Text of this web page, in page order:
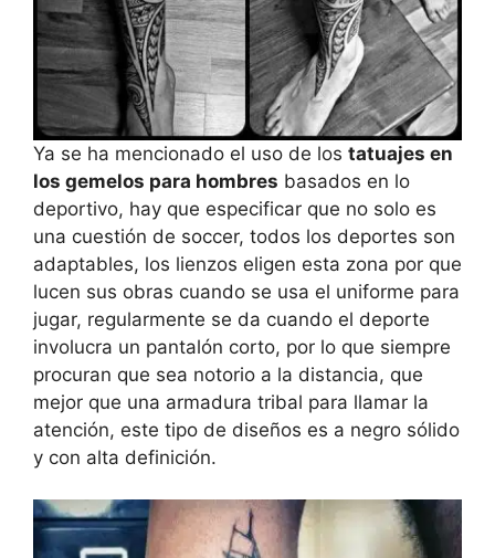
Ya se ha mencionado el uso de los tatuajes en
los gemelos para hombres basados en lo
deportivo, hay que especificar que no solo es
una cuestión de soccer, todos los deportes son
adaptables, los lienzos eligen esta zona por que
lucen sus obras cuando se usa el uniforme para
jugar, regularmente se da cuando el deporte
involucra un pantalón corto, por lo que siempre
procuran que sea notorio a la distancia, que
mejor que una armadura tribal para llamar la
atención, este tipo de diseños es a negro sólido
y con alta definición.